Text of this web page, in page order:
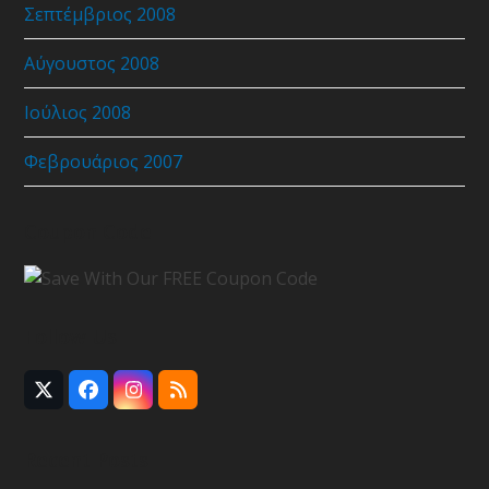
Σεπτέμβριος 2008
Αύγουστος 2008
Ιούλιος 2008
Φεβρουάριος 2007
Twitter
(deprecated)
Facebook
Instagram
RSS